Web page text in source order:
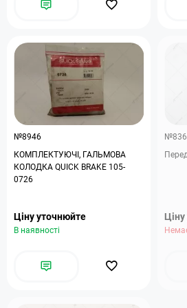
№8946
КОМПЛЕКТУЮЧІ, ГАЛЬМОВА
КОЛОДКА QUICK BRAKE 105-
0726
Ціну уточнюйте
В наявності